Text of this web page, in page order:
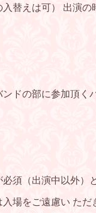
入替えは可） 出演の
ドの部に参加頂く
須（出演中以外）
場をご遠慮い た